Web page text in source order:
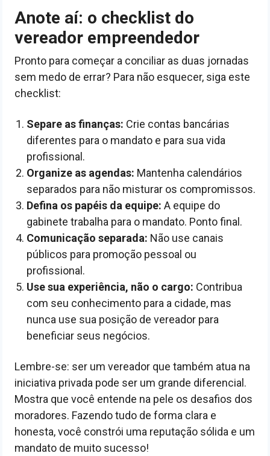
Anote aí: o checklist do
vereador empreendedor
Pronto para começar a conciliar as duas jornadas
sem medo de errar? Para não esquecer, siga este
checklist:
Separe as finanças: Crie contas bancárias
diferentes para o mandato e para sua vida
profissional.
Organize as agendas: Mantenha calendários
separados para não misturar os compromissos.
Defina os papéis da equipe: A equipe do
gabinete trabalha para o mandato. Ponto final.
Comunicação separada: Não use canais
públicos para promoção pessoal ou
profissional.
Use sua experiência, não o cargo: Contribua
com seu conhecimento para a cidade, mas
nunca use sua posição de vereador para
beneficiar seus negócios.
Lembre-se: ser um vereador que também atua na
iniciativa privada pode ser um grande diferencial.
Mostra que você entende na pele os desafios dos
moradores. Fazendo tudo de forma clara e
honesta, você constrói uma reputação sólida e um
mandato de muito sucesso!